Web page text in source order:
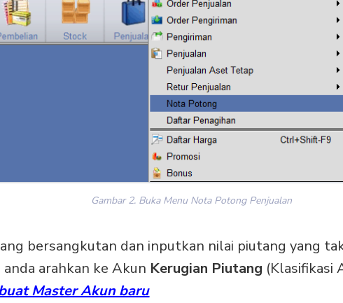
Gambar 2. Buka Menu Nota Potong Penjualan
bersangkutan dan inputkan nilai piutang yang
arahkan ke Akun Kerugian Piutang (Klasifikasi
Master Akun baru